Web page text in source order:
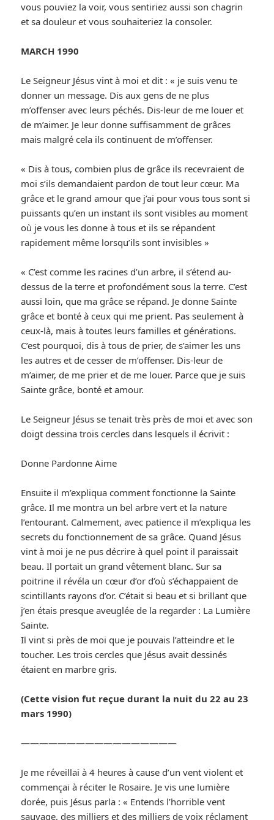
vous pouviez la voir, vous sentiriez aussi son chagrin
et sa douleur et vous souhaiteriez la consoler.
MARCH 1990
Le Seigneur Jésus vint à moi et dit : « je suis venu te
donner un message. Dis aux gens de ne plus
m’offenser avec leurs péchés. Dis-leur de me louer et
de m’aimer. Je leur donne suffisamment de grâces
mais malgré cela ils continuent de m’offenser.
« Dis à tous, combien plus de grâce ils recevraient de
moi s’ils demandaient pardon de tout leur cœur. Ma
grâce et le grand amour que j’ai pour vous tous sont si
puissants qu’en un instant ils sont visibles au moment
où je vous les donne à tous et ils se répandent
rapidement même lorsqu’ils sont invisibles »
« C’est comme les racines d’un arbre, il s’étend au-
dessus de la terre et profondément sous la terre. C’est
aussi loin, que ma grâce se répand. Je donne Sainte
grâce et bonté à ceux qui me prient. Pas seulement à
ceux-là, mais à toutes leurs familles et générations.
C’est pourquoi, dis à tous de prier, de s’aimer les uns
les autres et de cesser de m’offenser. Dis-leur de
m’aimer, de me prier et de me louer. Parce que je suis
Sainte grâce, bonté et amour.
Le Seigneur Jésus se tenait très près de moi et avec son
doigt dessina trois cercles dans lesquels il écrivit :
Donne Pardonne Aime
Ensuite il m’expliqua comment fonctionne la Sainte
grâce. Il me montra un bel arbre vert et la nature
l’entourant. Calmement, avec patience il m’expliqua les
secrets du fonctionnement de sa grâce. Quand Jésus
vint à moi je ne pus décrire à quel point il paraissait
beau. Il portait un grand vêtement blanc. Sur sa
poitrine il révéla un cœur d’or d’où s’échappaient de
scintillants rayons d’or. C’était si beau et si brillant que
j’en étais presque aveuglée de la regarder : La Lumière
Sainte.
Il vint si près de moi que je pouvais l’atteindre et le
toucher. Les trois cercles que Jésus avait dessinés
étaient en marbre gris.
(Cette vision fut reçue durant la nuit du 22 au 23
mars 1990)
—————————————————
Je me réveillai à 4 heures à cause d’un vent violent et
commençai à réciter le Rosaire. Je vis une lumière
dorée, puis Jésus parla : « Entends l’horrible vent
sauvage, des milliers et des milliers de voix réclament